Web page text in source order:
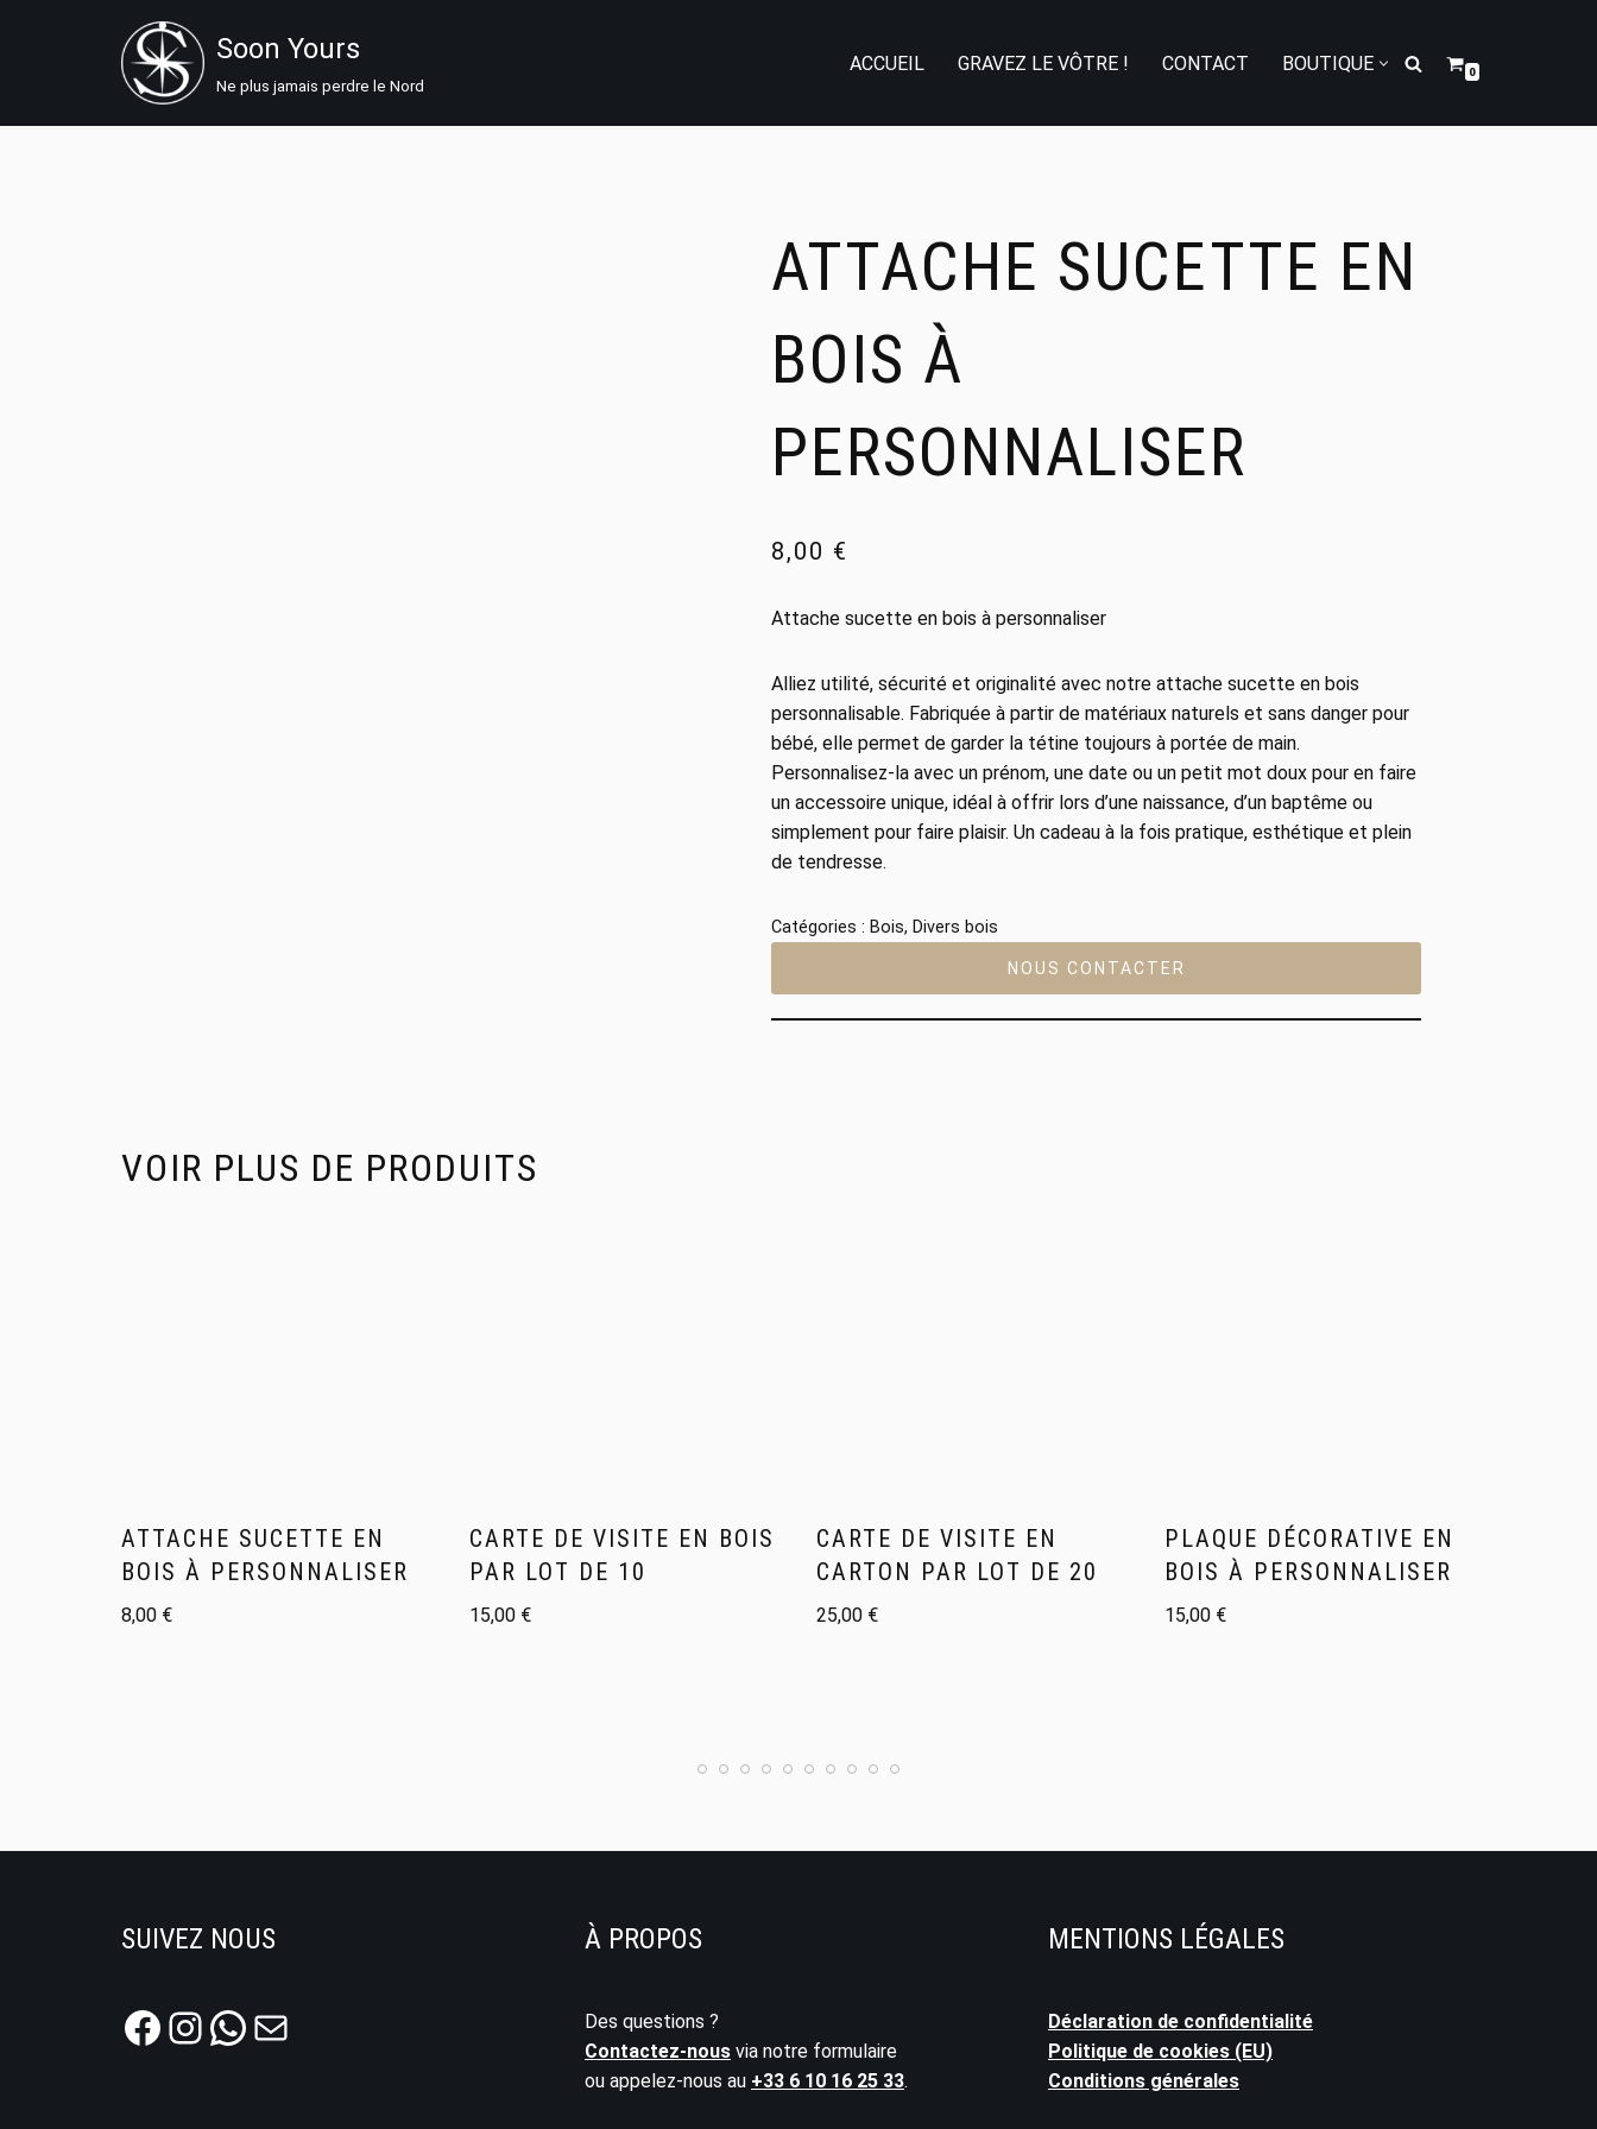
contenu
Soon Yours
Ne plus jamais perdre le Nord
ACCUEIL GRAVEZ LE VÔTRE ! CONTACT BOUTIQUE 0
ATTACHE SUCETTE EN
BOIS À
PERSONNALISER
8,00 €
Attache sucette en bois à personnaliser
Alliez utilité, sécurité et originalité avec notre attache sucette en bois
personnalisable. Fabriquée à partir de matériaux naturels et sans danger pour
bébé, elle permet de garder la tétine toujours à portée de main.
Personnalisez-la avec un prénom, une date ou un petit mot doux pour en faire
un accessoire unique, idéal à offrir lors d’une naissance, d’un baptême ou
simplement pour faire plaisir. Un cadeau à la fois pratique, esthétique et plein
de tendresse.
Catégories : Bois, Divers bois
NOUS CONTACTER
VOIR PLUS DE PRODUITS
ATTACHE SUCETTE EN
BOIS À PERSONNALISER
8,00 €
CARTE DE VISITE EN BOIS
PAR LOT DE 10
15,00 €
CARTE DE VISITE EN
CARTON PAR LOT DE 20
25,00 €
PLAQUE DÉCORATIVE EN
BOIS À PERSONNALISER
15,00 €
SUIVEZ NOUS À PROPOS
Des questions ?
Contactez-nous via notre formulaire
ou appelez-nous au +33 6 10 16 25 33.
MENTIONS LÉGALES
Déclaration de confidentialité
Politique de cookies (EU)
Conditions générales